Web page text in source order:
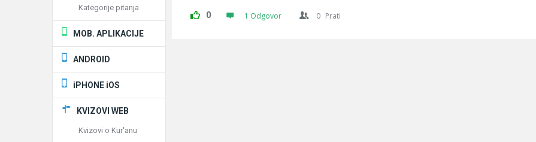
0 1 Odgovor 0 Prati
Kategorije pitanja
MOB. APLIKACIJE
ANDROID
iPHONE iOS
KVIZOVI WEB
Kvizovi o Kur'anu